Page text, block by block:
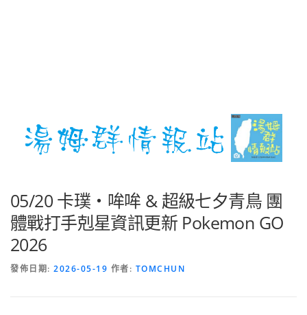
05/20 卡璞・哞哞 & 超級七夕青鳥 團
體戰打手剋星資訊更新 Pokemon GO
2026
發佈日期: 2026-05-19 作者: TOMCHUN